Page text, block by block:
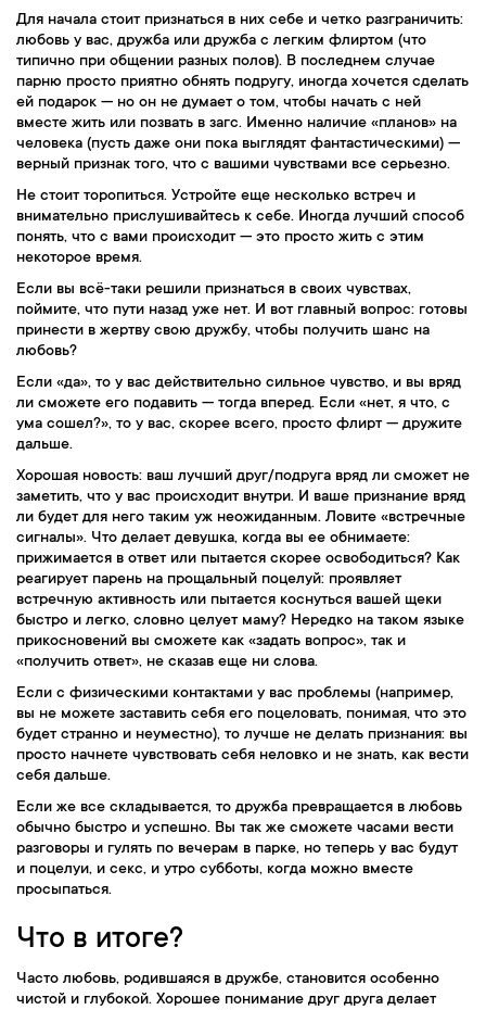
Для начала стоит признаться в них себе и четко разграничить:
любовь у вас, дружба или дружба с легким флиртом (что
типично при общении разных полов). В последнем случае
парню просто приятно обнять подругу, иногда хочется сделать
ей подарок — но он не думает о том, чтобы начать с ней
вместе жить или позвать в загс. Именно наличие «планов» на
человека (пусть даже они пока выглядят фантастическими) —
верный признак того, что с вашими чувствами все серьезно.
Не стоит торопиться. Устройте еще несколько встреч и
внимательно прислушивайтесь к себе. Иногда лучший способ
понять, что с вами происходит — это просто жить с этим
некоторое время.
Если вы всё-таки решили признаться в своих чувствах,
поймите, что пути назад уже нет. И вот главный вопрос: готовы
принести в жертву свою дружбу, чтобы получить шанс на
любовь?
Если «да», то у вас действительно сильное чувство, и вы вряд
ли сможете его подавить — тогда вперед. Если «нет, я что, с
ума сошел?», то у вас, скорее всего, просто флирт — дружите
дальше.
Хорошая новость: ваш лучший друг/подруга вряд ли сможет не
заметить, что у вас происходит внутри. И ваше признание вряд
ли будет для него таким уж неожиданным. Ловите «встречные
сигналы». Что делает девушка, когда вы ее обнимаете:
прижимается в ответ или пытается скорее освободиться? Как
реагирует парень на прощальный поцелуй: проявляет
встречную активность или пытается коснуться вашей щеки
быстро и легко, словно целует маму? Нередко на таком языке
прикосновений вы сможете как «задать вопрос», так и
«получить ответ», не сказав еще ни слова.
Если с физическими контактами у вас проблемы (например,
вы не можете заставить себя его поцеловать, понимая, что это
будет странно и неуместно), то лучше не делать признания: вы
просто начнете чувствовать себя неловко и не знать, как вести
себя дальше.
Если же все складывается, то дружба превращается в любовь
обычно быстро и успешно. Вы так же сможете часами вести
разговоры и гулять по вечерам в парке, но теперь у вас будут
и поцелуи, и секс, и утро субботы, когда можно вместе
просыпаться.
Что в итоге?
Часто любовь, родившаяся в дружбе, становится особенно
чистой и глубокой. Хорошее понимание друг друга делает